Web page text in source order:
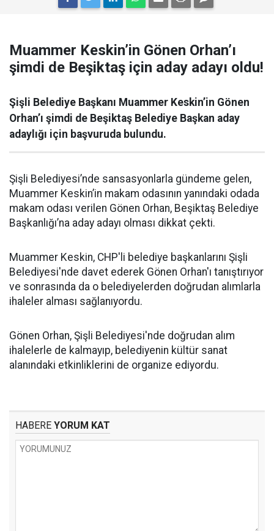
Muammer Keskin’in Gönen Orhan’ı
şimdi de Beşiktaş için aday adayı oldu!
Şişli Belediye Başkanı Muammer Keskin’in Gönen
Orhan’ı şimdi de Beşiktaş Belediye Başkan aday
adaylığı için başvuruda bulundu.
Şişli Belediyesi’nde sansasyonlarla gündeme gelen,
Muammer Keskin’in makam odasının yanındaki odada
makam odası verilen Gönen Orhan, Beşiktaş Belediye
Başkanlığı’na aday adayı olması dikkat çekti.
Muammer Keskin, CHP'li belediye başkanlarını Şişli
Belediyesi'nde davet ederek Gönen Orhan'ı tanıştırıyor
ve sonrasında da o belediyelerden doğrudan alımlarla
ihaleler alması sağlanıyordu.
Gönen Orhan, Şişli Belediyesi'nde doğrudan alım
ihalelerle de kalmayıp, belediyenin kültür sanat
alanındaki etkinliklerini de organize ediyordu.
HABERE YORUM KAT